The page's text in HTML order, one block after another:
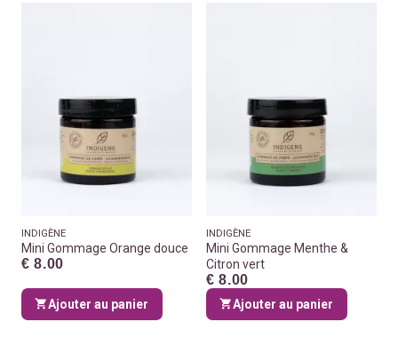
INDIGÈNE
Mini Gommage Orange douce
€ 8.00
Ajouter au panier
INDIGÈNE
Mini Gommage Menthe &
Citron vert
€ 8.00
Ajouter au panier